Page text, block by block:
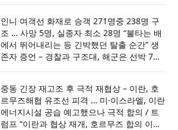
인니 여객선 화재로 승객 271명중 238명 구
조 … 사망 5명, 실종자 최소 28명 “불타는 배
에서 뛰어내리는 등 긴박했던 탈출 순간” 생
존자 증언 – 경찰과 구조대, 해군은 선박 7척
중동 긴장 재고조 후 극적 재협상 – 이란, 호
르무즈해협 유조선 피격 … 미·이스라엘, 이란
에너지시설 공습 예고했으나 극적 합의 / 트
럼프 “이란과 협상 재개, 호르무즈 합의 이뤄